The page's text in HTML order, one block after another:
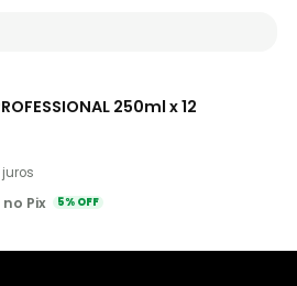
250ml x 12
Pix 5% OFF